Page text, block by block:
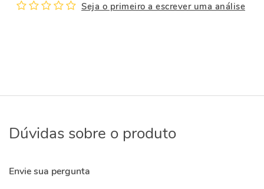
Seja o primeiro a escrever uma análise
Dúvidas sobre o produto
Envie sua pergunta